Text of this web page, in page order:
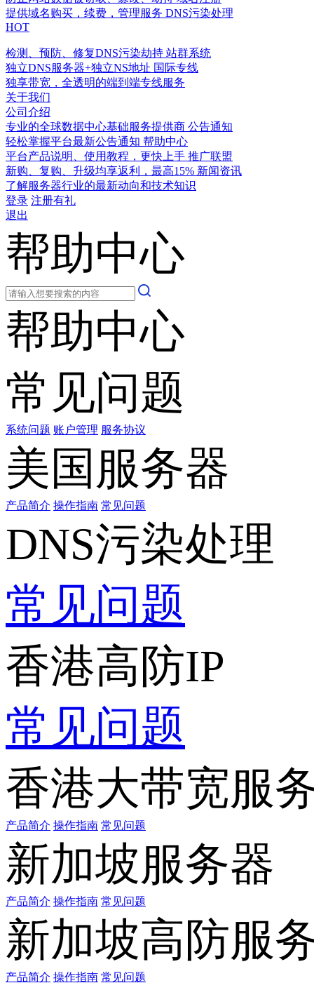
提供域名购买，续费，管理服务 DNS污染处理
HOT
检测、预防、修复DNS污染劫持 站群系统
独立DNS服务器+独立NS地址 国际专线
独享带宽，全透明的端到端专线服务
关于我们
公司介绍
专业的全球数据中心基础服务提供商 公告通知
轻松掌握平台最新公告通知 帮助中心
平台产品说明、使用教程，更快上手 推广联盟
新购、复购、升级均享返利，最高15% 新闻资讯
了解服务器行业的最新动向和技术知识
登录 注册有礼
退出
帮助中心
帮助中心
常见问题
系统问题 账户管理 服务协议
美国服务器
产品简介 操作指南 常见问题
DNS污染处理
常见问题
香港高防IP
常见问题
香港大带宽服
产品简介 操作指南 常见问题
新加坡服务器
产品简介 操作指南 常见问题
新加坡高防服
产品简介 操作指南 常见问题